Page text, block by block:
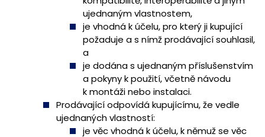
ujednaným vlastnostem,
je vhodná k účelu, pro který ji kupující
požaduje a s nímž prodávající souhlasil,
a
je dodána s ujednaným příslušenstvím
a pokyny k použití, včetně návodu
k montáži nebo instalaci.
Prodávající odpovídá kupujícímu, že vedle
ujednaných vlastností:
je věc vhodná k účelu, k němuž se věc